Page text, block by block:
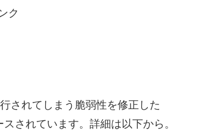
ク
されてしまう脆弱性を修正した
されています。詳細は以下から。